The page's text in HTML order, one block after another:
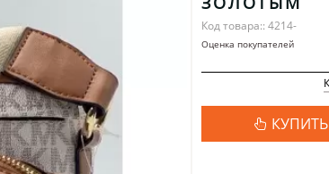
Код товара:: 4214-
Оценка покупателей
КУПИТЬ